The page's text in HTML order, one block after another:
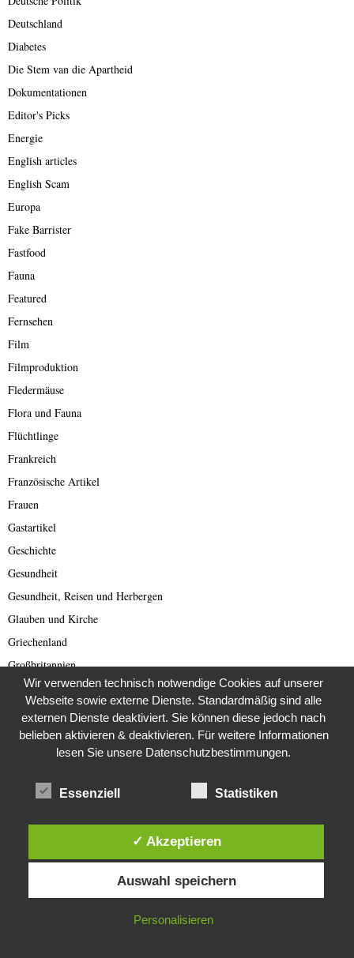
Deutschland
Diabetes
Die Stem van die Apartheid
Dokumentationen
Editor's Picks
Energie
English articles
English Scam
Europa
Fake Barrister
Fastfood
Fauna
Featured
Fernsehen
Film
Filmproduktion
Fledermäuse
Flora und Fauna
Flüchtlinge
Frankreich
Französische Artikel
Frauen
Gastartikel
Geschichte
Gesundheit
Gesundheit, Reisen und Herbergen
Glauben und Kirche
Griechenland
Großbritannien
Hartz 4
Health & Fitness
Heritage Scam
Hotels
Humor
Identitätsdiebstahl
Diese Website verwendet Cookies. Durch die weitere Nutzung dieser
Website stimmst du der Verwendung von Cookies zu.
IN ORDNUNG
Wir verwenden technisch notwendige Cookies auf unserer
Webseite sowie externe Dienste. Standardmäßig sind alle
externen Dienste deaktiviert. Sie können diese jedoch nach
belieben aktivieren & deaktivieren. Für weitere Informationen
lesen Sie unsere Datenschutzbestimmungen.
Essenziell Statistiken
✓ Akzeptieren
Auswahl speichern
Personalisieren